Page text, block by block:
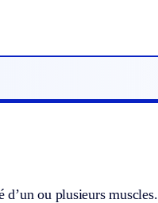
ou plusieurs muscles.